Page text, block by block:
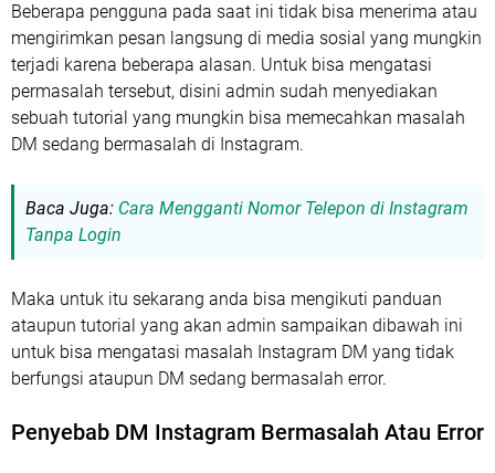
Beberapa pengguna pada saat ini tidak bisa menerima atau
mengirimkan pesan langsung di media sosial yang mungkin
terjadi karena beberapa alasan. Untuk bisa mengatasi
permasalah tersebut, disini admin sudah menyediakan
sebuah tutorial yang mungkin bisa memecahkan masalah
DM sedang bermasalah di Instagram.
Baca Juga: Cara Mengganti Nomor Telepon di Instagram
Tanpa Login
Maka untuk itu sekarang anda bisa mengikuti panduan
ataupun tutorial yang akan admin sampaikan dibawah ini
untuk bisa mengatasi masalah Instagram DM yang tidak
berfungsi ataupun DM sedang bermasalah error.
Penyebab DM Instagram Bermasalah Atau Error